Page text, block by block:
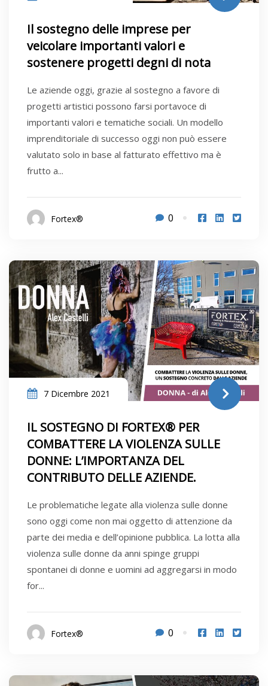
Il sostegno delle imprese per
veicolare importanti valori e
sostenere progetti degni di nota
Le aziende oggi, grazie al sostegno a favore di
progetti artistici possono farsi portavoce di
importanti valori e tematiche sociali. Un modello
imprenditoriale di successo oggi non può essere
valutato solo in base al fatturato effettivo ma è
frutto a...
Fortex® 0
7 Dicembre 2021
IL SOSTEGNO DI FORTEX® PER
COMBATTERE LA VIOLENZA SULLE
DONNE: L’IMPORTANZA DEL
CONTRIBUTO DELLE AZIENDE.
Le problematiche legate alla violenza sulle donne
sono oggi come non mai oggetto di attenzione da
parte dei media e dell’opinione pubblica. La lotta alla
violenza sulle donne da anni spinge gruppi
spontanei di donne e uomini ad aggregarsi in modo
for...
Fortex® 0